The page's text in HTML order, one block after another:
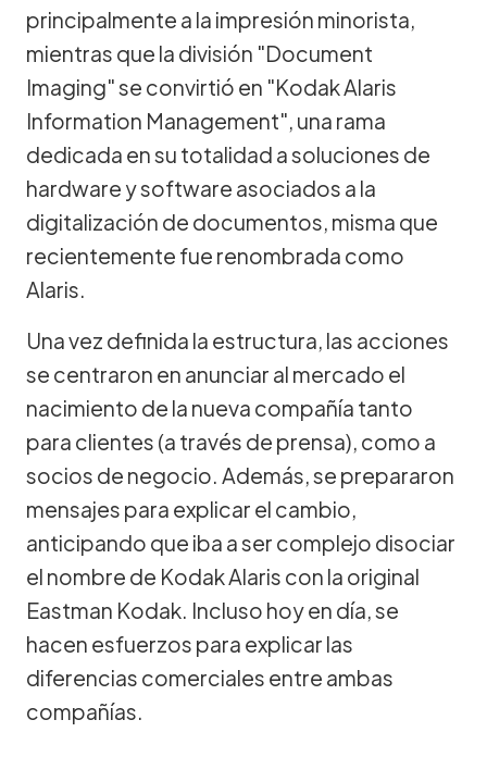
principalmente a la impresión minorista,
mientras que la división "Document
Imaging" se convirtió en "Kodak Alaris
Information Management", una rama
dedicada en su totalidad a soluciones de
hardware y software asociados a la
digitalización de documentos, misma que
recientemente fue renombrada como
Alaris.
Una vez definida la estructura, las acciones
se centraron en anunciar al mercado el
nacimiento de la nueva compañía tanto
para clientes (a través de prensa), como a
socios de negocio. Además, se prepararon
mensajes para explicar el cambio,
anticipando que iba a ser complejo disociar
el nombre de Kodak Alaris con la original
Eastman Kodak. Incluso hoy en día, se
hacen esfuerzos para explicar las
diferencias comerciales entre ambas
compañías.